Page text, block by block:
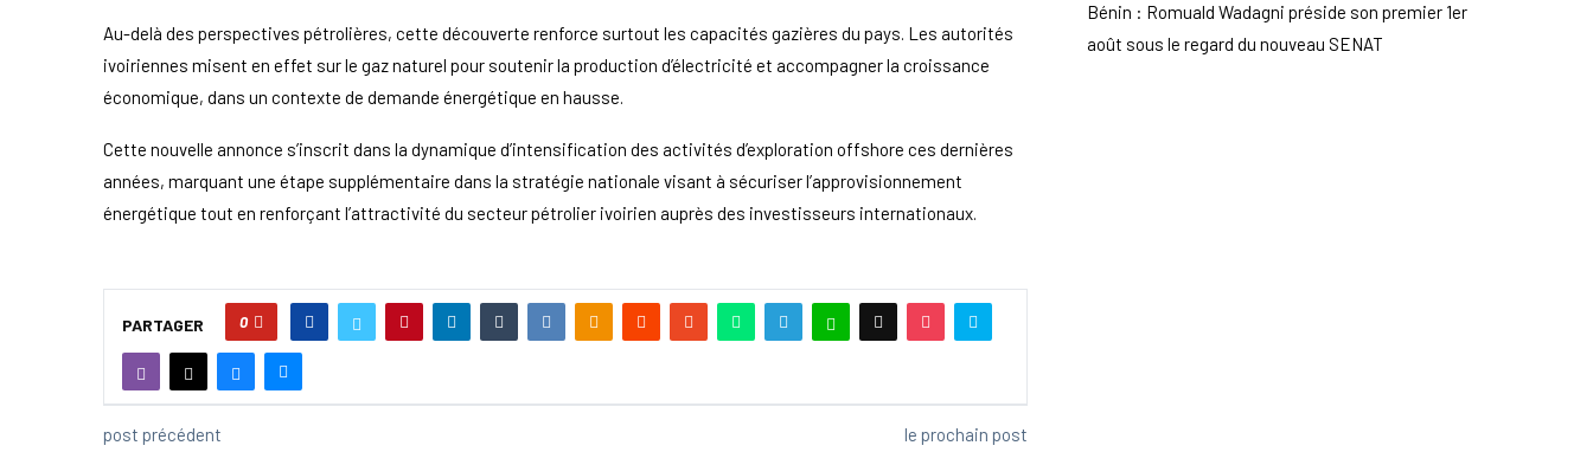
Au-delà des perspectives pétrolières, cette découverte renforce surtout les capacités gazières du pays. Les autorités
ivoiriennes misent en effet sur le gaz naturel pour soutenir la production d’électricité et accompagner la croissance
économique, dans un contexte de demande énergétique en hausse.
Cette nouvelle annonce s’inscrit dans la dynamique d’intensification des activités d’exploration offshore ces dernières
années, marquant une étape supplémentaire dans la stratégie nationale visant à sécuriser l’approvisionnement
énergétique tout en renforçant l’attractivité du secteur pétrolier ivoirien auprès des investisseurs internationaux.
PARTAGER 0
post précédent le prochain post
Bénin : Romuald Wadagni préside son premier 1er
août sous le regard du nouveau SENAT